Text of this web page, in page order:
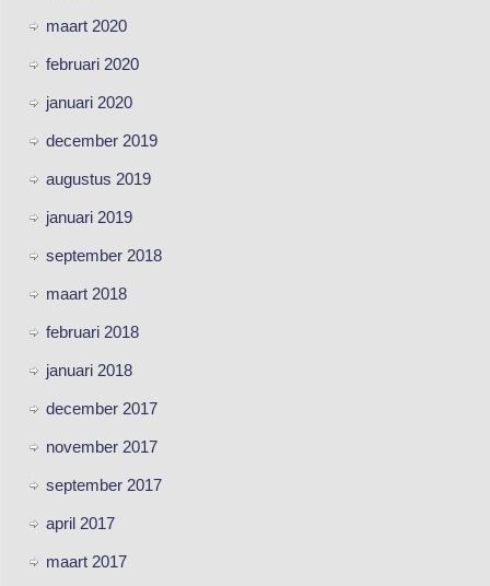
maart 2020
februari 2020
januari 2020
december 2019
augustus 2019
januari 2019
september 2018
maart 2018
februari 2018
januari 2018
december 2017
november 2017
september 2017
april 2017
maart 2017